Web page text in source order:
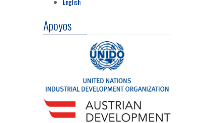
Apoyos